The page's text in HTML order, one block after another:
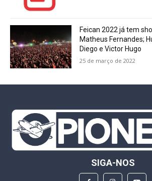
Feican 2022 já tem
Matheus Fernandes;
Diego e Victor Hugo
25 de março de 2022
SIGA-NOS